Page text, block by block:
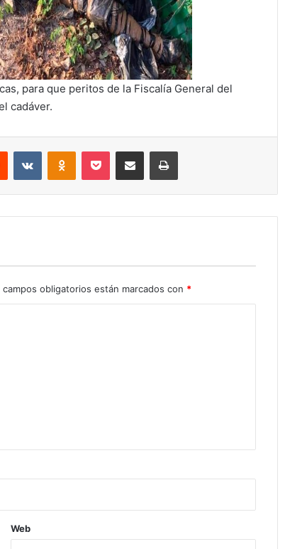
para que peritos de la Fiscalía General del
cadáver.
Reddit VKontakteOdnoklassniki
Pocket Compartir por correo electrónicoImprimir
campos obligatorios están marcados con *
Web